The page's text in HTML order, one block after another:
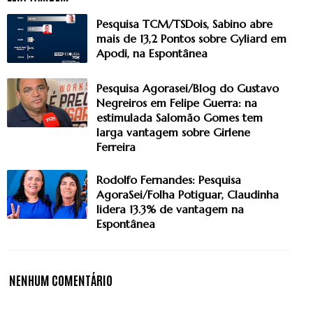
Pesquisa TCM/TSDois, Sabino abre
mais de 13,2 Pontos sobre Gyliard em
Apodi, na Espontânea
Pesquisa Agorasei/Blog do Gustavo
Negreiros em Felipe Guerra: na
estimulada Salomão Gomes tem
larga vantagem sobre Girlene
Ferreira
Rodolfo Fernandes: Pesquisa
AgoraSei/Folha Potiguar, Claudinha
lidera 13.3% de vantagem na
Espontânea
NENHUM COMENTÁRIO